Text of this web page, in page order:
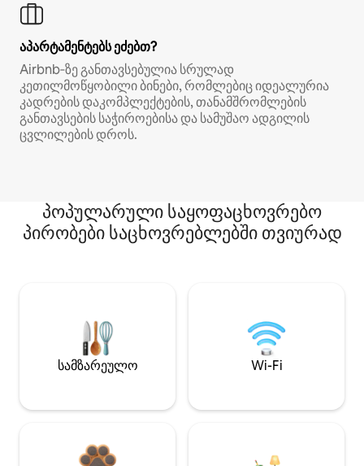
აპარტამენტებს ეძებთ?
Airbnb‑ზე განთავსებულია სრულად
კეთილმოწყობილი ბინები, რომლებიც იდეალურია
კადრების დაკომპლექტების, თანამშრომლების
განთავსების საჭიროებისა და სამუშაო ადგილის
ცვლილების დროს.
პოპულარული საყოფაცხოვრებო
პირობები საცხოვრებლებში თვიურად
სამზარეულო Wi-Fi